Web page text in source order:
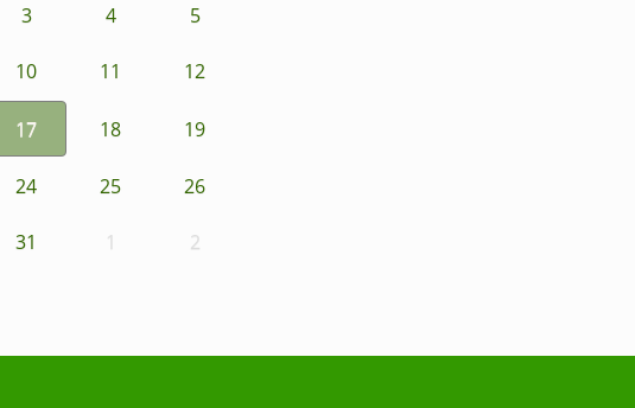
3 4 5
10 11 12
17 18 19
24 25 26
31 1 2